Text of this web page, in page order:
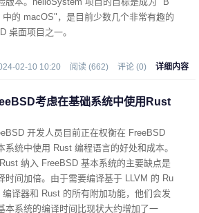
中的 macOS"，是目前少数几个非常有趣的
桌面项目之一。
02-10 10:20 阅读 (662) 评论 (0) 详细内容
考虑在基础系统中使用Rust
开发人员目前正在权衡在 FreeBSD
系统中使用 Rust 编程语言的好处和成本。
纳入 FreeBSD 基本系统的主要缺点是
时间加倍。由于需要编译基于 LLVM 的 Ru
译器和 Rust 的所有附加功能，他们会发
本系统的编译时间比现状大约增加了一